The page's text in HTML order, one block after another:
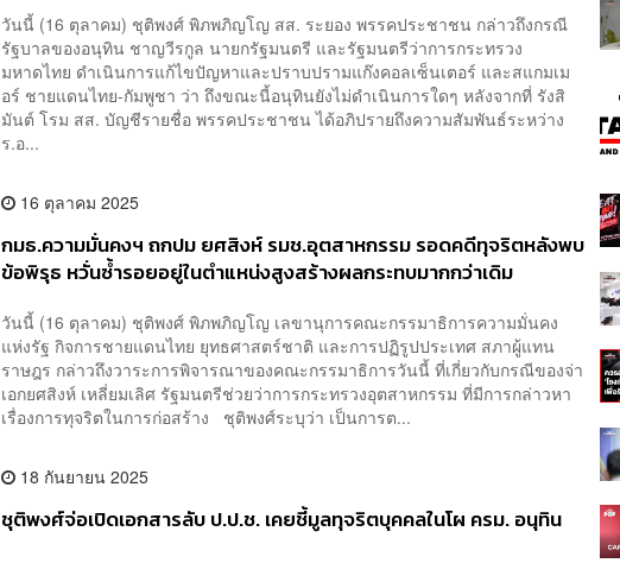
วันนี้ (16 ตุลาคม) ชุติพงศ์ พิภพภิญโญ สส. ระยอง พรรคประชาชน กล่าวถึงกรณี
รัฐบาลของอนุทิน ชาญวีรกูล นายกรัฐมนตรี และรัฐมนตรีว่าการกระทรวง
มหาดไทย ดำเนินการแก้ไขปัญหาและปราบปรามแก๊งคอลเซ็นเตอร์ และสแกมเม
อร์ ชายแดนไทย-กัมพูชา ว่า ถึงขณะนี้อนุทินยังไม่ดำเนินการใดๆ หลังจากที่ รังสิ
มันต์ โรม สส. บัญชีรายชื่อ พรรคประชาชน ได้อภิปรายถึงความสัมพันธ์ระหว่าง
ร.อ...
16 ตุลาคม 2025
กมธ.ความมั่นคงฯ ถกปม ยศสิงห์ รมช.อุตสาหกรรม รอดคดีทุจริตหลังพบ
ข้อพิรุธ หวั่นซ้ำรอยอยู่ในตำแหน่งสูงสร้างผลกระทบมากกว่าเดิม
วันนี้ (16 ตุลาคม) ชุติพงศ์ พิภพภิญโญ เลขานุการคณะกรรมาธิการความมั่นคง
แห่งรัฐ กิจการชายแดนไทย ยุทธศาสตร์ชาติ และการปฏิรูปประเทศ สภาผู้แทน
ราษฎร กล่าวถึงวาระการพิจารณาของคณะกรรมาธิการวันนี้ ที่เกี่ยวกับกรณีของจ่า
เอกยศสิงห์ เหลี่ยมเลิศ รัฐมนตรีช่วยว่าการกระทรวงอุตสาหกรรม ที่มีการกล่าวหา
เรื่องการทุจริตในการก่อสร้าง ชุติพงศ์ระบุว่า เป็นการต...
18 กันยายน 2025
ชุติพงศ์จ่อเปิดเอกสารลับ ป.ป.ช. เคยชี้มูลทุจริตบุคคลในโผ ครม. อนุทิน